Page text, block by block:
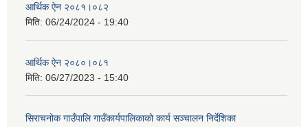
आर्थिक ऐन २०८१।०८२
मिति: 06/24/2024 - 19:40
आर्थिक ऐन २०८०।०८१
मिति: 06/27/2023 - 15:40
सिराचनोक गाउँपालि गाउँकार्यपालिकाको कार्य सञ्चालन निर्देशिका